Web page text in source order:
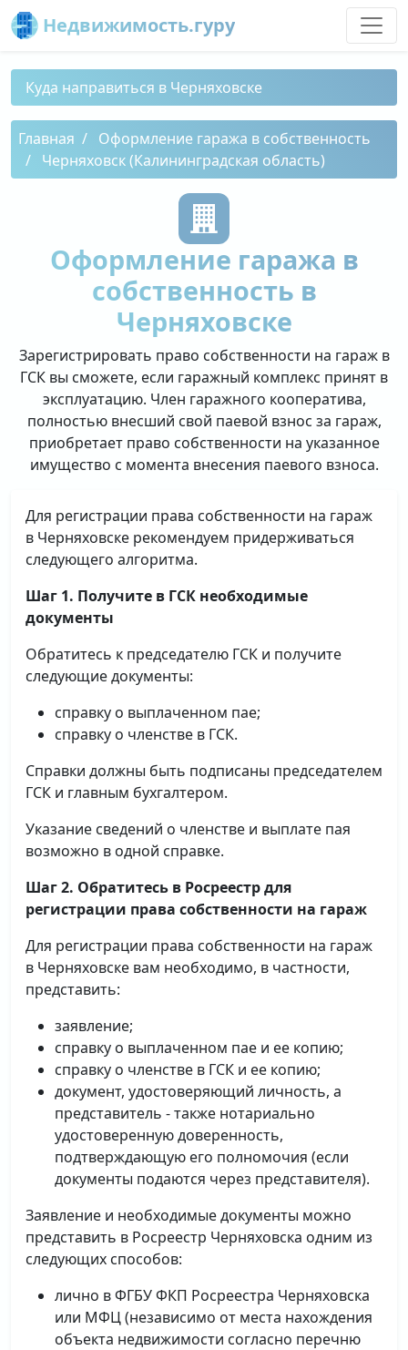
Недвижимость.гуру
Куда направиться в Черняховске
Главная
Оформление гаража в собственность
Черняховск (Калининградская область)
Оформление гаража в
собственность в
Черняховске
Зарегистрировать право собственности на гараж в
ГСК вы сможете, если гаражный комплекс принят в
эксплуатацию. Член гаражного кооператива,
полностью внесший свой паевой взнос за гараж,
приобретает право собственности на указанное
имущество с момента внесения паевого взноса.
Для регистрации права собственности на гараж
в Черняховске рекомендуем придерживаться
следующего алгоритма.
Шаг 1. Получите в ГСК необходимые
документы
Обратитесь к председателю ГСК и получите
следующие документы:
справку о выплаченном пае;
справку о членстве в ГСК.
Справки должны быть подписаны председателем
ГСК и главным бухгалтером.
Указание сведений о членстве и выплате пая
возможно в одной справке.
Шаг 2. Обратитесь в Росреестр для
регистрации права собственности на гараж
Для регистрации права собственности на гараж
в Черняховске вам необходимо, в частности,
представить:
заявление;
справку о выплаченном пае и ее копию;
справку о членстве в ГСК и ее копию;
документ, удостоверяющий личность, а
представитель - также нотариально
удостоверенную доверенность,
подтверждающую его полномочия (если
документы подаются через представителя).
Заявление и необходимые документы можно
представить в Росреестр Черняховска одним из
следующих способов:
лично в ФГБУ ФКП Росреестра Черняховска
или МФЦ (независимо от места нахождения
объекта недвижимости согласно перечню